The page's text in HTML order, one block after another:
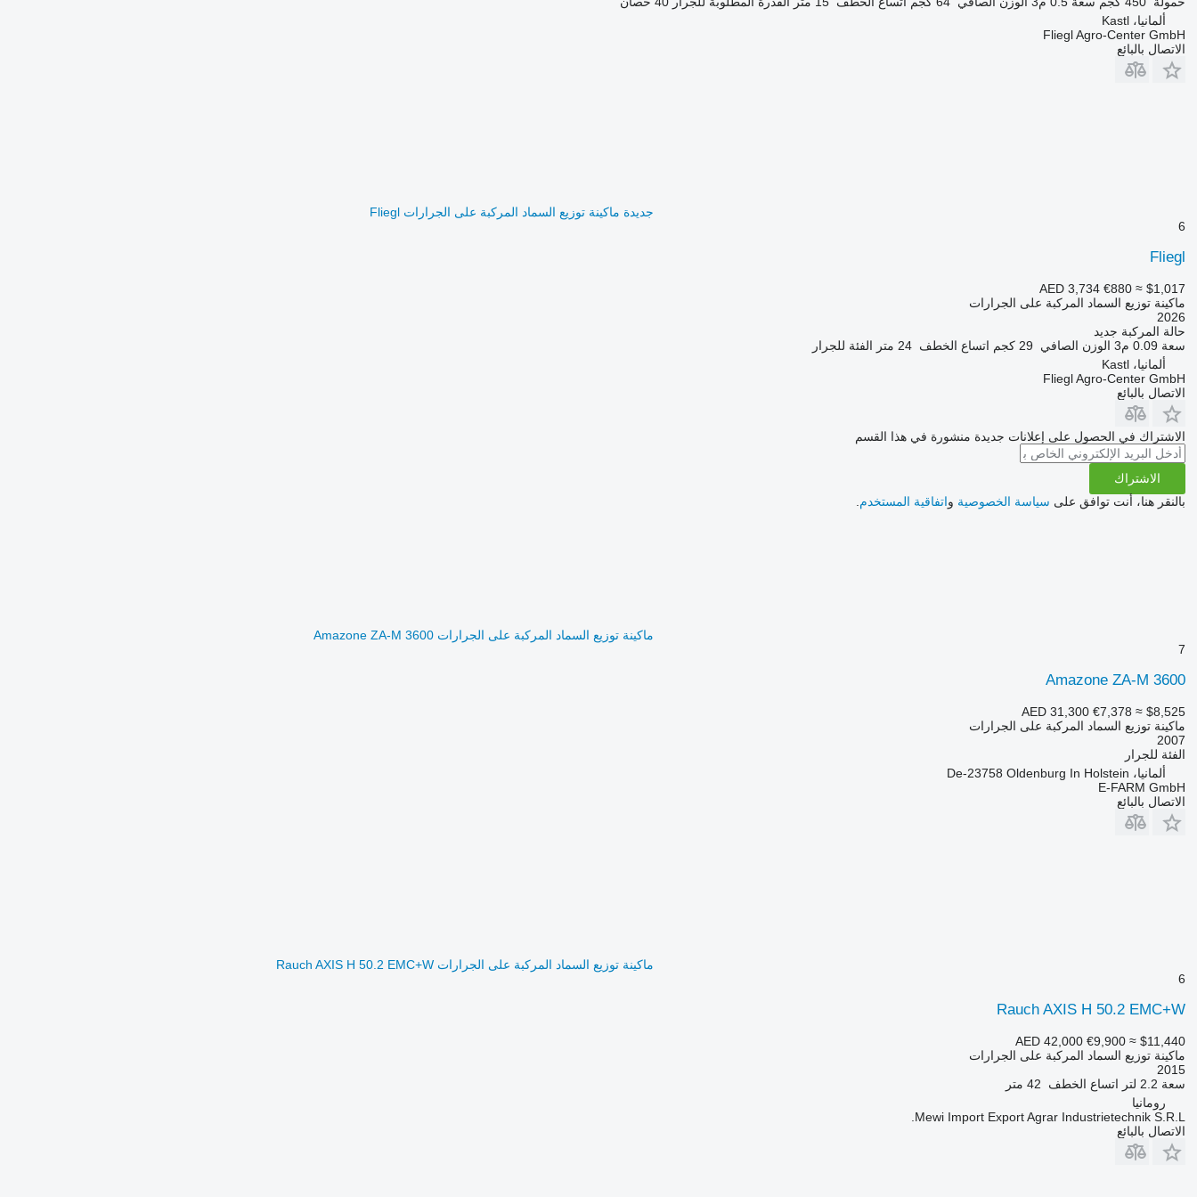
ألمانيا، Kastl
Fliegl Agro-Center GmbH
الاتصال بالبائع
جديدة ماكينة توزيع السماد المركبة على الجرارات Fliegl
6
Fliegl
AED 3,734 €880 ≈ $1,017
ماكينة توزيع السماد المركبة على الجرارات
2026
حالة المركبة جديد
سعة 0.09 م3 الوزن الصافي 29 كجم اتساع الخطف 24 متر الفئة للجرار
ألمانيا، Kastl
Fliegl Agro-Center GmbH
الاتصال بالبائع
الاشتراك في الحصول على إعلانات جديدة منشورة في هذا القسم
الاشتراك
بالنقر هنا، أنت توافق على سياسة الخصوصية واتفاقية المستخدم
ماكينة توزيع السماد المركبة على الجرارات Amazone ZA-M 3600
7
Amazone ZA-M 3600
AED 31,300 €7,378 ≈ $8,525
ماكينة توزيع السماد المركبة على الجرارات
2007
الفئة للجرار
ألمانيا، De-23758 Oldenburg In Holstein
E-FARM GmbH
الاتصال بالبائع
ماكينة توزيع السماد المركبة على الجرارات Rauch AXIS H 50.2 EMC+W
6
Rauch AXIS H 50.2 EMC+W
AED 42,000 €9,900 ≈ $11,440
ماكينة توزيع السماد المركبة على الجرارات
2015
سعة 2.2 لتر اتساع الخطف
42 متر
رومانيا
Mewi Import Export Agrar Industrietechnik S.R.L.
الاتصال بالبائع